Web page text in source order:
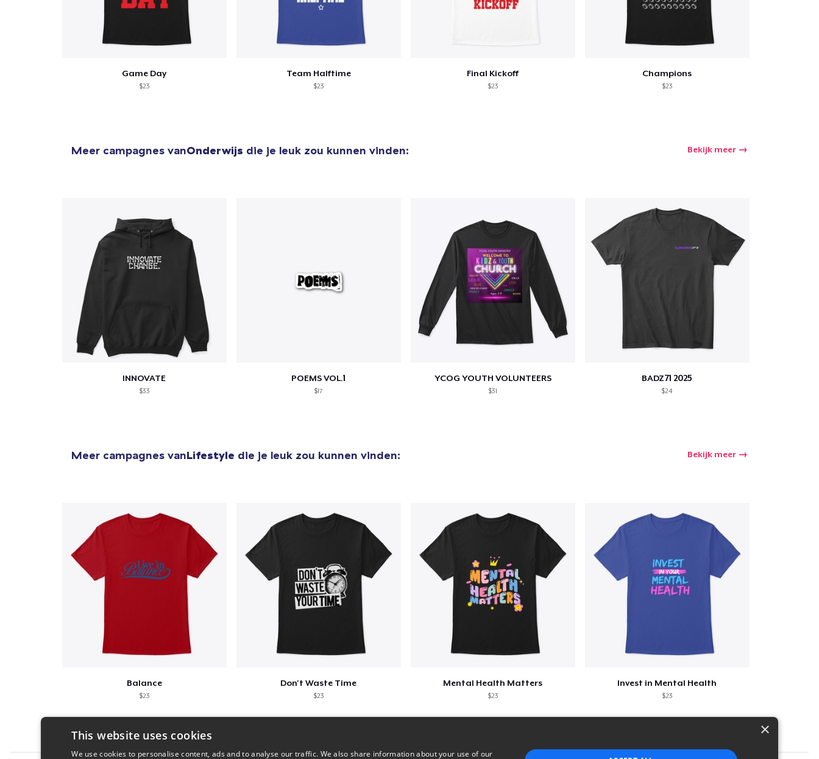
Game Day
$23
Team Halftime
$23
Final Kickoff
$23
Champions
$23
Meer campagnes vanOnderwijs die je leuk zou kunnen vinden: Bekijk meer
INNOVATE
$33
POEMS VOL.1
$17
YCOG YOUTH VOLUNTEERS
$31
BADZ71 2025
$24
Meer campagnes vanLifestyle die je leuk zou kunnen vinden: Bekijk meer
Balance
$23
Don't Waste Time
$23
Mental Health Matters
$23
Invest in Mental Health
$23
×
This website uses cookies
We use cookies to personalise content, ads and to analyse our traffic. We also share information about your use of our